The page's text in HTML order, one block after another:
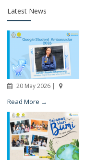
Latest News
20 May 2026 |
Read More →